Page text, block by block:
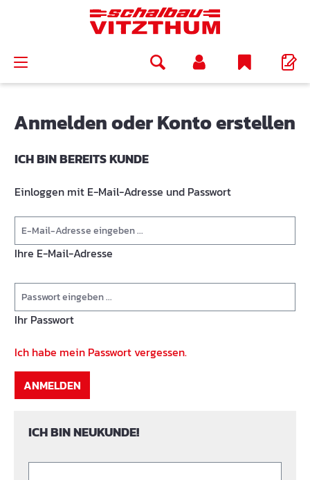
Anmelden oder Konto erstellen
ICH BIN BEREITS KUNDE
Einloggen mit E-Mail-Adresse und Passwort
Ihre E-Mail-Adresse
Ihr Passwort
Ich habe mein Passwort vergessen.
ANMELDEN
ICH BIN NEUKUNDE!